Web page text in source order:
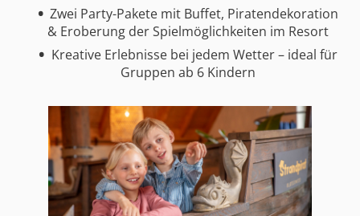
Zwei Party-Pakete mit Buffet, Piratendekoration
& Eroberung der Spielmöglichkeiten im Resort
Kreative Erlebnisse bei jedem Wetter – ideal für
Gruppen ab 6 Kindern